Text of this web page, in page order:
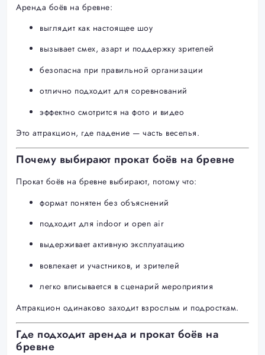
Аренда боёв на бревне:
выглядит как настоящее шоу
вызывает смех, азарт и поддержку зрителей
безопасна при правильной организации
отлично подходит для соревнований
эффектно смотрится на фото и видео
Это аттракцион, где падение — часть веселья.
Почему выбирают прокат боёв на бревне
Прокат боёв на бревне выбирают, потому что:
формат понятен без объяснений
подходит для indoor и open air
выдерживает активную эксплуатацию
вовлекает и участников, и зрителей
легко вписывается в сценарий мероприятия
Аттракцион одинаково заходит взрослым и подросткам.
Где подходит аренда и прокат боёв на
бревне